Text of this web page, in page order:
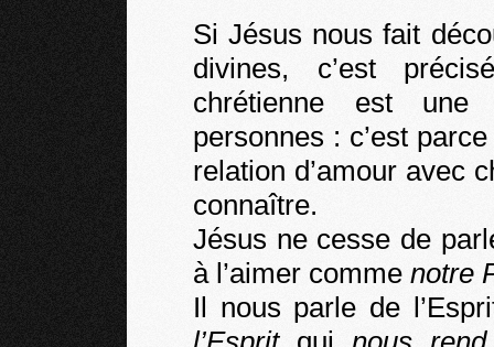
Si Jésus nous fait
divines, c’est
chrétienne est
personnes : c’est
relation d’amour avec
connaître.
Jésus ne cesse de
à l’aimer comme notre
Il nous parle de